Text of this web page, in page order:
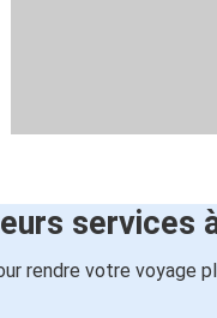
services
rendre votre voyage